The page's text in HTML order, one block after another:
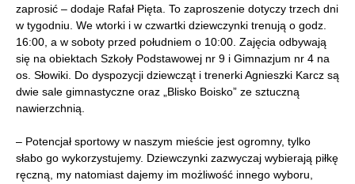
zaprosić – dodaje Rafał Pięta. To zaproszenie dotyczy trzech dni
w tygodniu. We wtorki i w czwartki dziewczynki trenują o godz.
16:00, a w soboty przed południem o 10:00. Zajęcia odbywają
się na obiektach Szkoły Podstawowej nr 9 i Gimnazjum nr 4 na
os. Słowiki. Do dyspozycji dziewcząt i trenerki Agnieszki Karcz są
dwie sale gimnastyczne oraz „Blisko Boisko” ze sztuczną
nawierzchnią.
– Potencjał sportowy w naszym mieście jest ogromny, tylko
słabo go wykorzystujemy. Dziewczynki zazwyczaj wybierają piłkę
ręczną, my natomiast dajemy im możliwość innego wyboru,